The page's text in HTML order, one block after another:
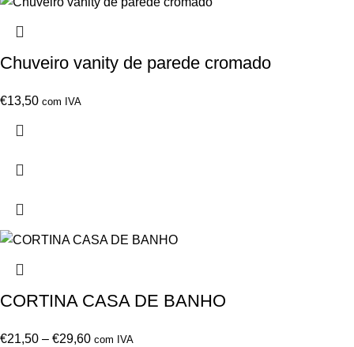
Chuveiro vanity de parede cromado
€13,50 com IVA
CORTINA CASA DE BANHO
€21,50 – €29,60 com IVA